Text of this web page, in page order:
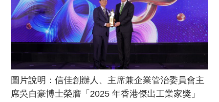
圖片說明：信佳創辦人、主席兼企業管治委員會主
席吳自豪博士榮膺「2025 年香港傑出工業家獎」